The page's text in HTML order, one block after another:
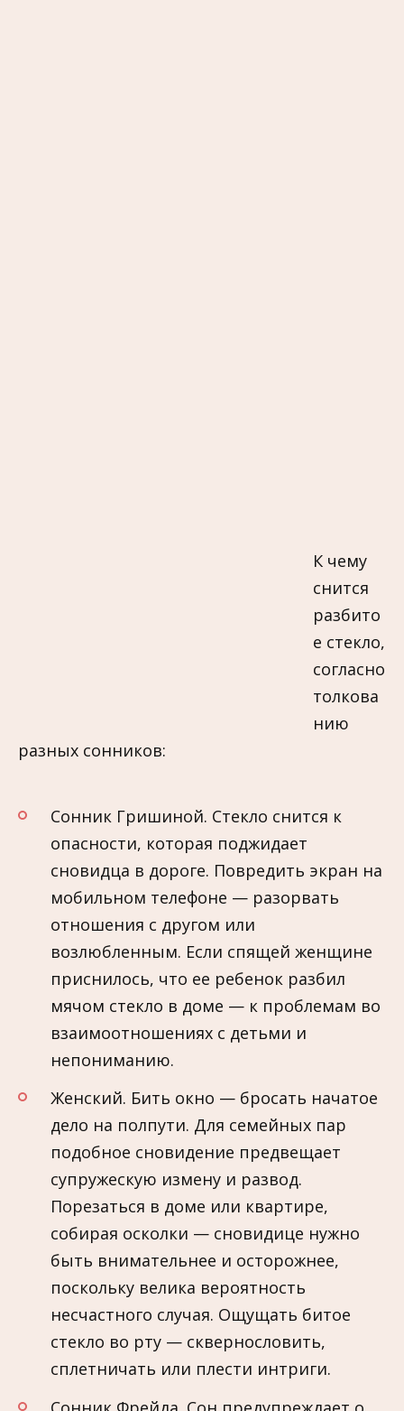
К чему
снится
разбито
е стекло,
согласно
толкова
нию
разных сонников:
Сонник Гришиной. Стекло снится к
опасности, которая поджидает
сновидца в дороге. Повредить экран на
мобильном телефоне — разорвать
отношения с другом или
возлюбленным. Если спящей женщине
приснилось, что ее ребенок разбил
мячом стекло в доме — к проблемам во
взаимоотношениях с детьми и
непониманию.
Женский. Бить окно — бросать начатое
дело на полпути. Для семейных пар
подобное сновидение предвещает
супружескую измену и развод.
Порезаться в доме или квартире,
собирая осколки — сновидице нужно
быть внимательнее и осторожнее,
поскольку велика вероятность
несчастного случая. Ощущать битое
стекло во рту — сквернословить,
сплетничать или плести интриги.